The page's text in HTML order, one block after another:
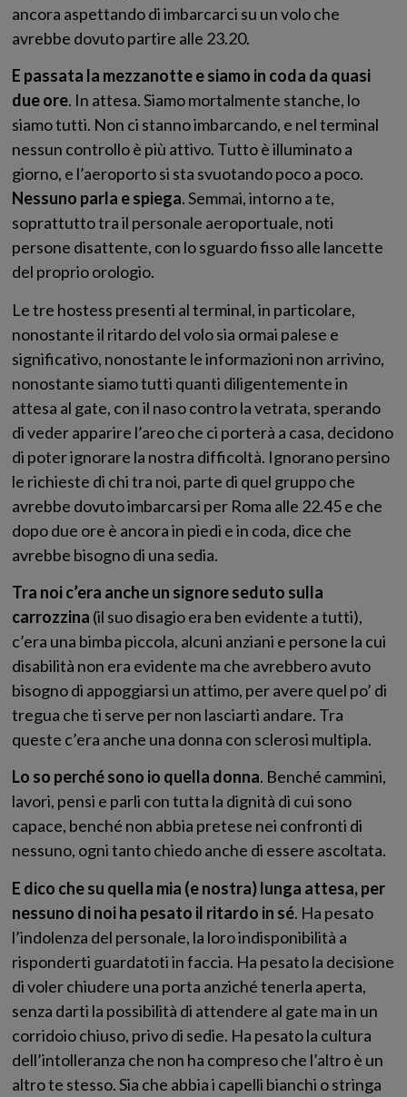
ancora aspettando di imbarcarci su un volo che
avrebbe dovuto partire alle 23.20.
E passata la mezzanotte e siamo in coda da quasi
due ore. In attesa. Siamo mortalmente stanche, lo
siamo tutti. Non ci stanno imbarcando, e nel terminal
nessun controllo è più attivo. Tutto è illuminato a
giorno, e l’aeroporto si sta svuotando poco a poco.
Nessuno parla e spiega. Semmai, intorno a te,
soprattutto tra il personale aeroportuale, noti
persone disattente, con lo sguardo fisso alle lancette
del proprio orologio.
Le tre hostess presenti al terminal, in particolare,
nonostante il ritardo del volo sia ormai palese e
significativo, nonostante le informazioni non arrivino,
nonostante siamo tutti quanti diligentemente in
attesa al gate, con il naso contro la vetrata, sperando
di veder apparire l’areo che ci porterà a casa, decidono
di poter ignorare la nostra difficoltà. Ignorano persino
le richieste di chi tra noi, parte di quel gruppo che
avrebbe dovuto imbarcarsi per Roma alle 22.45 e che
dopo due ore è ancora in piedi e in coda, dice che
avrebbe bisogno di una sedia.
Tra noi c’era anche un signore seduto sulla
carrozzina (il suo disagio era ben evidente a tutti),
c’era una bimba piccola, alcuni anziani e persone la cui
disabilità non era evidente ma che avrebbero avuto
bisogno di appoggiarsi un attimo, per avere quel po’ di
tregua che ti serve per non lasciarti andare. Tra
queste c’era anche una donna con sclerosi multipla.
Lo so perché sono io quella donna. Benché cammini,
lavori, pensi e parli con tutta la dignità di cui sono
capace, benché non abbia pretese nei confronti di
nessuno, ogni tanto chiedo anche di essere ascoltata.
E dico che su quella mia (e nostra) lunga attesa, per
nessuno di noi ha pesato il ritardo in sé. Ha pesato
l’indolenza del personale, la loro indisponibilità a
risponderti guardatoti in faccia. Ha pesato la decisione
di voler chiudere una porta anziché tenerla aperta,
senza darti la possibilità di attendere al gate ma in un
corridoio chiuso, privo di sedie. Ha pesato la cultura
dell’intolleranza che non ha compreso che l’altro è un
altro te stesso. Sia che abbia i capelli bianchi o stringa